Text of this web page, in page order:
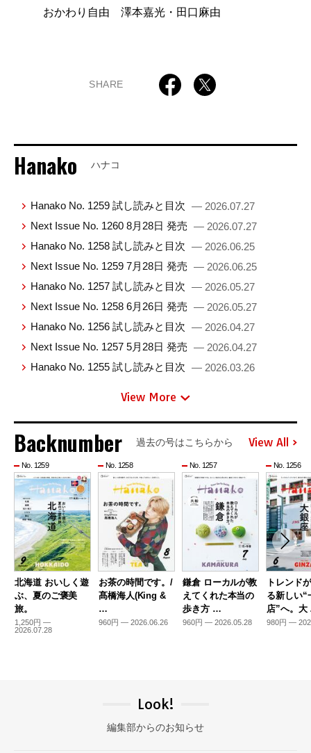
おかわり自由 澤本嘉光・田口麻由
SHARE
Hanako ハナコ
Hanako No. 1259 試し読みと目次 — 2026.07.27
Next Issue No. 1260 8月28日 発売 — 2026.07.27
Hanako No. 1258 試し読みと目次 — 2026.06.25
Next Issue No. 1259 7月28日 発売 — 2026.06.25
Hanako No. 1257 試し読みと目次 — 2026.05.27
Next Issue No. 1258 6月26日 発売 — 2026.05.27
Hanako No. 1256 試し読みと目次 — 2026.04.27
Next Issue No. 1257 5月28日 発売 — 2026.04.27
Hanako No. 1255 試し読みと目次 — 2026.03.26
View More
Backnumber 過去の号はこちらから View All
No. 1259
北海道 おいしく遊
ぶ、夏のご褒美
旅。
1,250円 —
2026.07.28
No. 1258
お茶の時間です。/
髙橋海人(King &
…
960円 — 2026.06.26
No. 1257
鎌倉 ローカルが教
えてくれた本当の
歩き方 …
960円 — 2026.05.28
No. 1256
トレンド
る新しい“
店”へ。
980円 —
Look!
編集部からのお知らせ